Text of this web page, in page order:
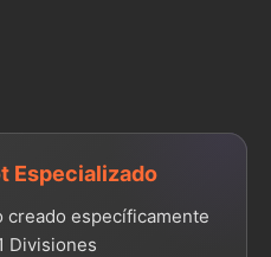
Especializado
creado específicamente
Divisiones